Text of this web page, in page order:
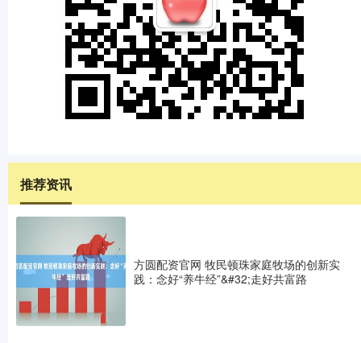
推荐资讯
方圆配资官网 牧民顿珠家庭牧场的创新实
践：念好“养牛经”&#32;走好共富路